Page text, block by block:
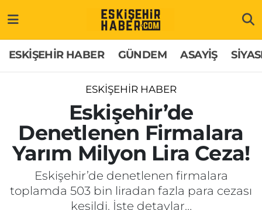
ESKİŞEHİR HABER GÜNDEM ASAYİŞ
ESKİŞEHİR HABER
Eskişehir’de
Denetlenen Firmalara
Yarım Milyon Lira Ceza!
Eskişehir’de denetlenen firmalara
toplamda 503 bin liradan fazla para cezası
kesildi. İşte detaylar…
GÜNDEM
ASAYİŞ
SİYASET
EKONOMİ
SAĞLIK
Hakkımızda
İletişim
Künye
Odunpazarı Trafik Yoğunluk Haritası
Süper Lig Puan Durumu ve Fikstür
Tüm Manşetler
Son Dakika Haberleri
Haber Arşivi